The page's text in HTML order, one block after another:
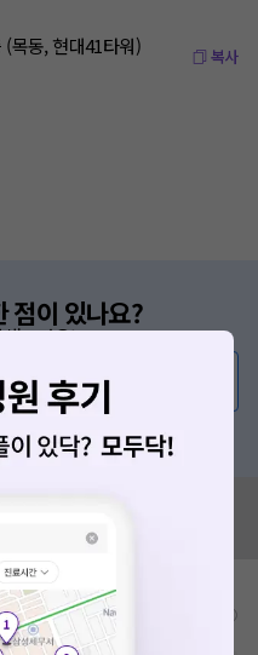
목동, 현대41타워) 복사
점이 있나요?
드려요!
한 게시글 보러가기
비급여/급여 진료란?